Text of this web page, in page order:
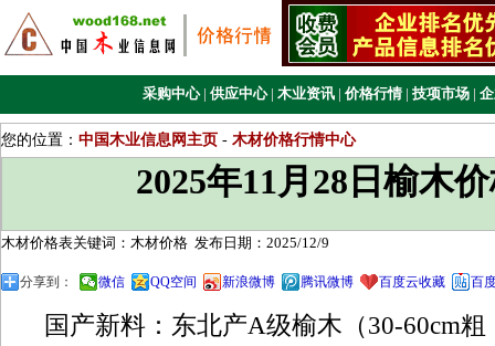
采购中心 | 供应中心 | 木业资讯 | 价格行情 | 技项市场 |
您的位置： 中国木业信息网主页 - 木材价格行情中心
2025年11月28日榆木
木材价格表关键词：木材价格 发布日期：2025/12/9
分享到： 微信 QQ空间 新浪微博 腾讯微博 百度云收藏 百
国产新料‌：东北产A级榆木（30-60cm粗